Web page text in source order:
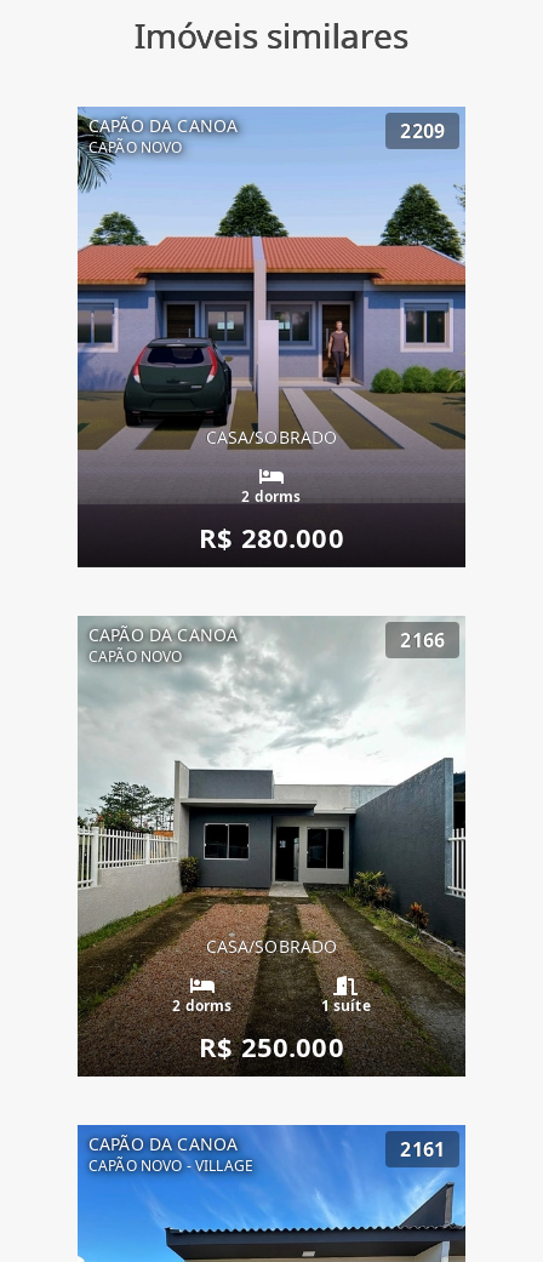
Imóveis similares
CAPÃO DA CANOA
CAPÃO NOVO
2209
CASA/SOBRADO
2 dorms
R$ 280.000
CAPÃO DA CANOA
CAPÃO NOVO
2166
CASA/SOBRADO
2 dorms 1 suíte
R$ 250.000
CAPÃO DA CANOA
CAPÃO NOVO - VILLAGE
2161